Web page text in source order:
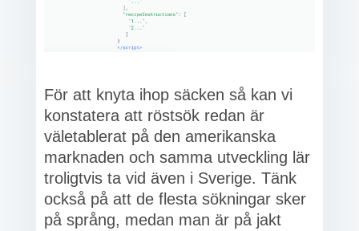
För att knyta ihop säcken så kan vi
konstatera att röstsök redan är
väletablerat på den amerikanska
marknaden och samma utveckling lär
troligtvis ta vid även i Sverige. Tänk
också på att de flesta sökningar sker
på språng, medan man är på jakt